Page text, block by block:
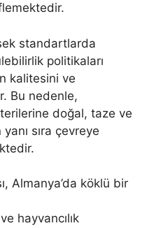
standartlarda
politikaları
kalitesini ve
Bu nedenle,
doğal, taze ve
sıra çevreye
Almanya’da köklü bir
hayvancılık